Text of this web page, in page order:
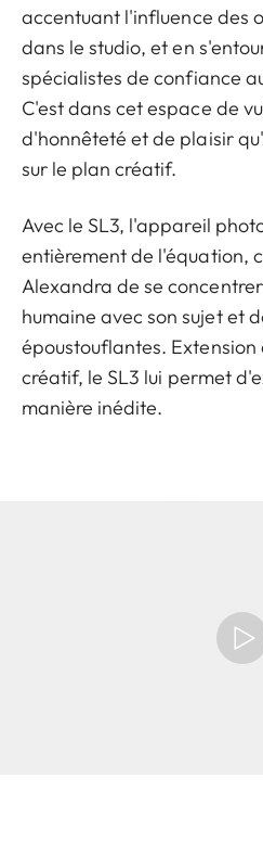
accentuant l'influence des
dans le studio, et en
spécialistes de confiance
C'est dans cet espace de
d'honnêteté et de plaisir
sur le plan créatif.
Avec le SL3, l'appareil
entièrement de l'équation,
Alexandra de se
humaine avec son sujet et
époustouflantes.
créatif, le SL3 lui permet
manière inédite.